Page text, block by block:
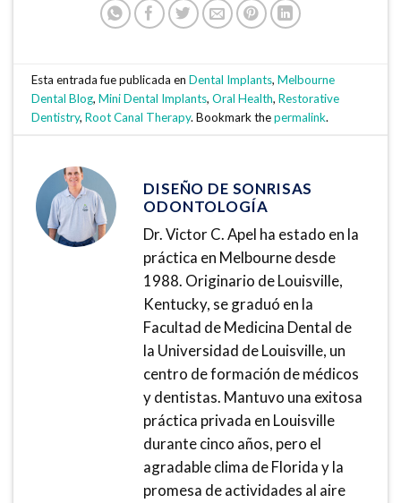
Esta entrada fue publicada enDental Implants,Melbourne
Dental Blog,Mini Dental Implants,Oral Health,Restorative
Dentistry,Root Canal Therapy. Bookmark thepermalink.
DISEÑO DE SONRISAS
ODONTOLOGÍA
Dr. Victor C. Apel ha estado en la
práctica en Melbourne desde
1988. Originario de Louisville,
Kentucky, se graduó en la
Facultad de Medicina Dental de
la Universidad de Louisville, un
centro de formación de médicos
y dentistas. Mantuvo una exitosa
práctica privada en Louisville
durante cinco años, pero el
agradable clima de Florida y la
promesa de actividades al aire